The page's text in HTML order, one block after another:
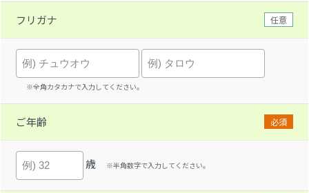
フリガナ 任意
※全角カタカナで入力してください。
ご年齢 必須
歳 ※半角数字で入力してください。